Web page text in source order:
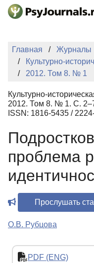
Перейти к основному
Регистрация
Главная
Журналы
Культурно-
2012. Том 8. № 1
Культурно-
2012. Том 8. № 1. С.
ISSN: 1816-5435 /
проблема
Прослушать
О.В. Рубцова
PDF (ENG)